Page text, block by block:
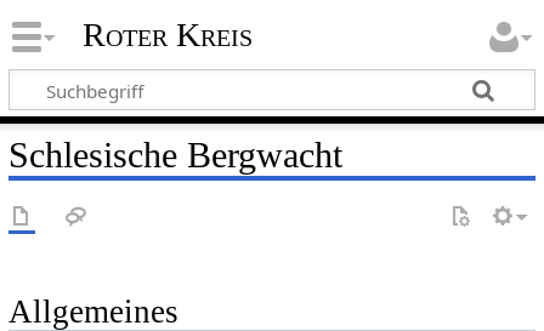
Roter Kreis
Schlesische Bergwacht
Allgemeines